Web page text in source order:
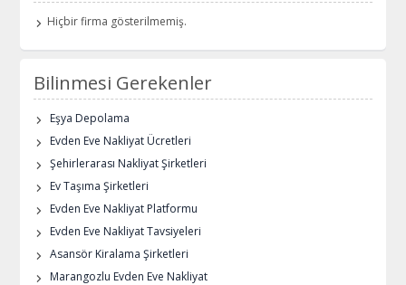
Hiçbir firma gösterilmemiş.
Bilinmesi Gerekenler
Eşya Depolama
Evden Eve Nakliyat Ücretleri
Şehirlerarası Nakliyat Şirketleri
Ev Taşıma Şirketleri
Evden Eve Nakliyat Platformu
Evden Eve Nakliyat Tavsiyeleri
Asansör Kiralama Şirketleri
Marangozlu Evden Eve Nakliyat